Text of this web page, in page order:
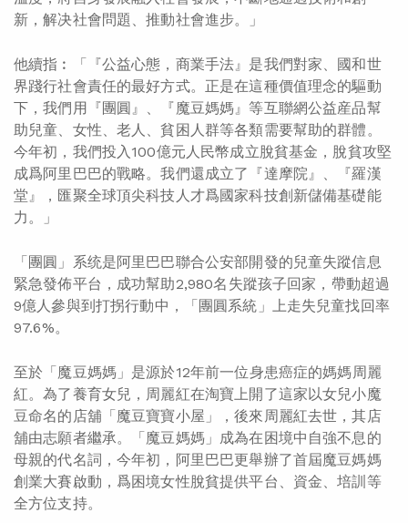
新，解决社會問題、推動社會進步。」
他續指︰「『公益心態，商業手法』是我們對家、國和世
界踐行社會責任的最好方式。正是在這種價值理念的驅動
下，我們用『團圓』、『魔豆媽媽』等互聯網公益産品幫
助兒童、女性、老人、貧困人群等各類需要幫助的群體。
今年初，我們投入100億元人民幣成立脫貧基金，脫貧攻堅
成爲阿里巴巴的戰略。我們還成立了『達摩院』、『羅漢
堂』，匯聚全球頂尖科技人才爲國家科技創新儲備基礎能
力。」
「團圓」系统是阿里巴巴聯合公安部開發的兒童失蹤信息
緊急發佈平台，成功幫助2,980名失蹤孩子回家，帶動超過
9億人參與到打拐行動中，「團圓系統」上走失兒童找回率
97.6%。
至於「魔豆媽媽」是源於12年前一位身患癌症的媽媽周麗
紅。為了養育女兒，周麗紅在淘寶上開了這家以女兒小魔
豆命名的店舖「魔豆寶寶小屋」，後來周麗紅去世，其店
舖由志願者繼承。「魔豆媽媽」成為在困境中自強不息的
母親的代名詞，今年初，阿里巴巴更舉辦了首屆魔豆媽媽
創業大賽啟動，爲困境女性脫貧提供平台、資金、培訓等
全方位支持。